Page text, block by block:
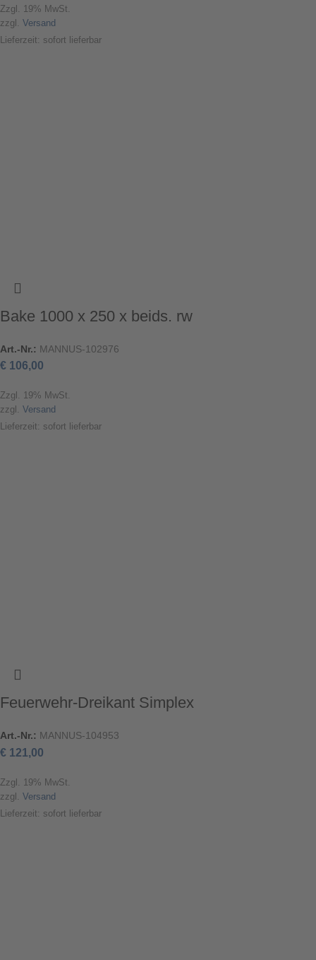
Zzgl. 19% MwSt.
zzgl. Versand
Lieferzeit: sofort lieferbar
Bake 1000 x 250 x beids. rw
Art.-Nr.: MANNUS-102976
€ 106,00
Zzgl. 19% MwSt.
zzgl. Versand
Lieferzeit: sofort lieferbar
Feuerwehr-Dreikant Simplex
Art.-Nr.: MANNUS-104953
€ 121,00
Zzgl. 19% MwSt.
zzgl. Versand
Lieferzeit: sofort lieferbar